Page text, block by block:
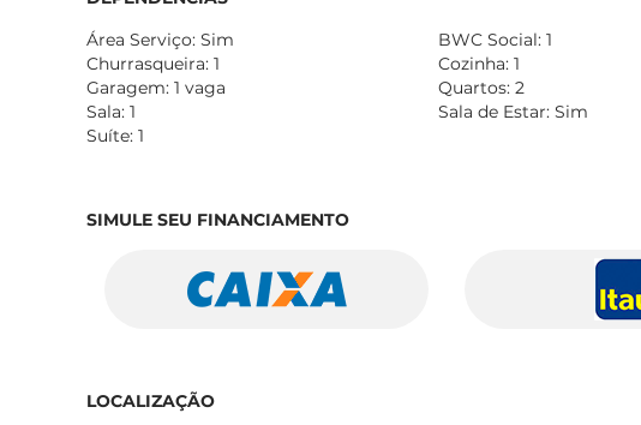
Área Serviço: Sim
BWC Social: 1
Churrasqueira: 1
Cozinha: 1
Garagem: 1 vaga
Quartos: 2
Sala: 1
Sala de Estar: Sim
Suíte: 1
SIMULE SEU FINANCIAMENTO
LOCALIZAÇÃO